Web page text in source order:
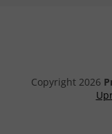
Copyright 2026